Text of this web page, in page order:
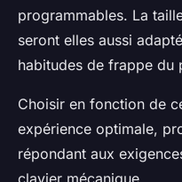
programmables. La
seront elles aussi
habitudes de frappe du
Choisir en fonction de
expérience optimale,
répondant aux
clavier mécanique.